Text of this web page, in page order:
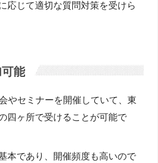
応じて適切な質問対策を受けら
能
やセミナーを開催していて、東
四ヶ所で受けることが可能で
本であり、開催頻度も高いので